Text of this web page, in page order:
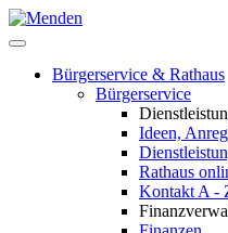
Bürgerservice & Rathaus
Bürgerservice
Ideen,
Rathaus
Kontakt A -